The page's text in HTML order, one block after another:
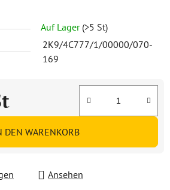
Auf Lager (>5 St)
2K9/4C777/1/00000/070-
169
DEN WARENKORB
Ansehen